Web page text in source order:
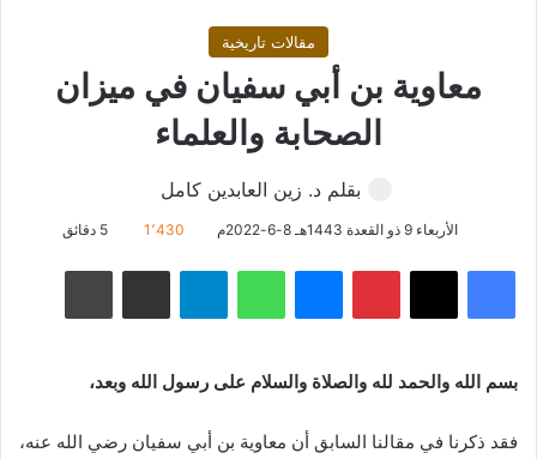
مقالات تاريخية
معاوية بن أبي سفيان في ميزان
الصحابة والعلماء
بقلم د. زين العابدين كامل
الأربعاء 9 ذو القعدة 1443هـ 8-6-2022م 1٬430 5 دقائق
فيسبوك ‫X بينتيريستماسنجر واتساب تيلقرام مشاركة عبر البريد طباعة
بسم الله والحمد لله والصلاة والسلام على رسول الله وبعد،
فقد ذكرنا في مقالنا السابق أن معاوية بن أبي سفيان رضي الله عنه،